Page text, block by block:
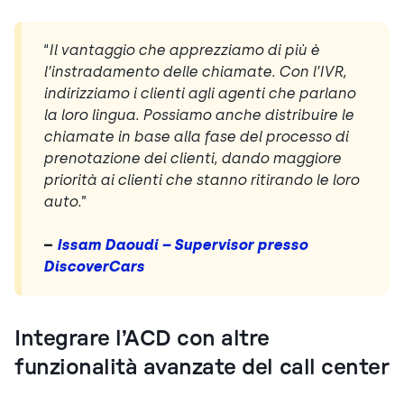
“Il vantaggio che apprezziamo di più è
l’instradamento delle chiamate. Con l’IVR,
indirizziamo i clienti agli agenti che parlano
la loro lingua. Possiamo anche distribuire le
chiamate in base alla fase del processo di
prenotazione dei clienti, dando maggiore
priorità ai clienti che stanno ritirando le loro
auto.”
– Issam Daoudi – Supervisor presso
DiscoverCars
Integrare l’ACD con altre
funzionalità avanzate del call center